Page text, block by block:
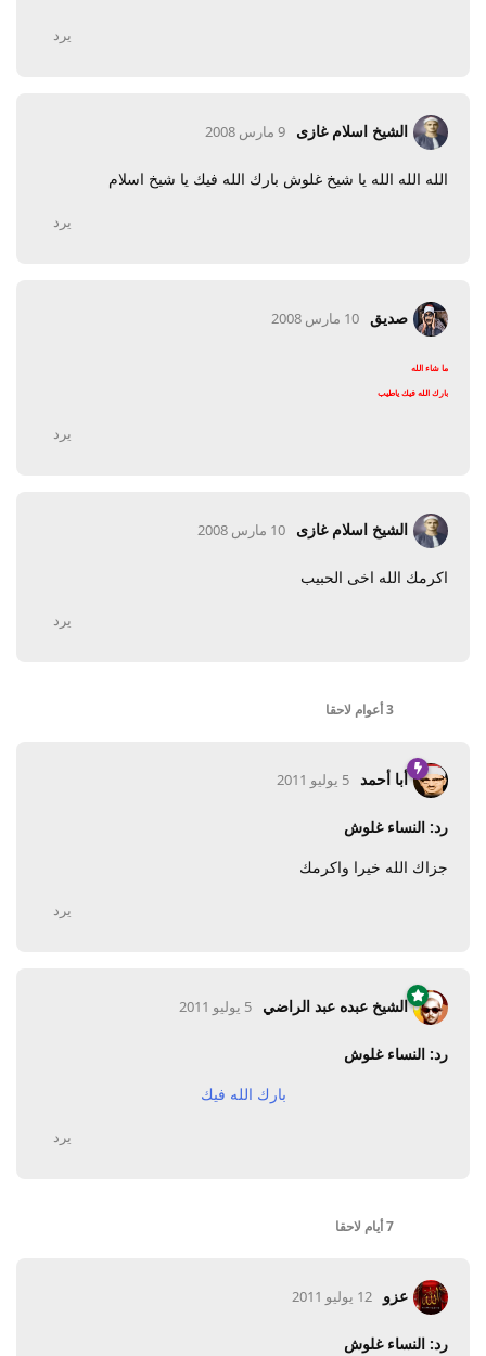
يرد
الشيخ اسلام غازى 9 مارس 2008
الله الله الله يا شيخ غلوش بارك الله فيك يا شيخ اسلام
يرد
صديق 10 مارس 2008
ما شاء الله
بارك الله فيك ياطيب
يرد
الشيخ اسلام غازى 10 مارس 2008
اكرمك الله اخى الحبيب
يرد
3 أعوام لاحقا
أبا أحمد 5 يوليو 2011
رد: النساء غلوش
جزاك الله خيرا واكرمك
يرد
الشيخ عبده عبد الراضي 5 يوليو 2011
رد: النساء غلوش
بارك الله فيك
يرد
7 أيام لاحقا
عزو 12 يوليو 2011
رد: النساء غلوش